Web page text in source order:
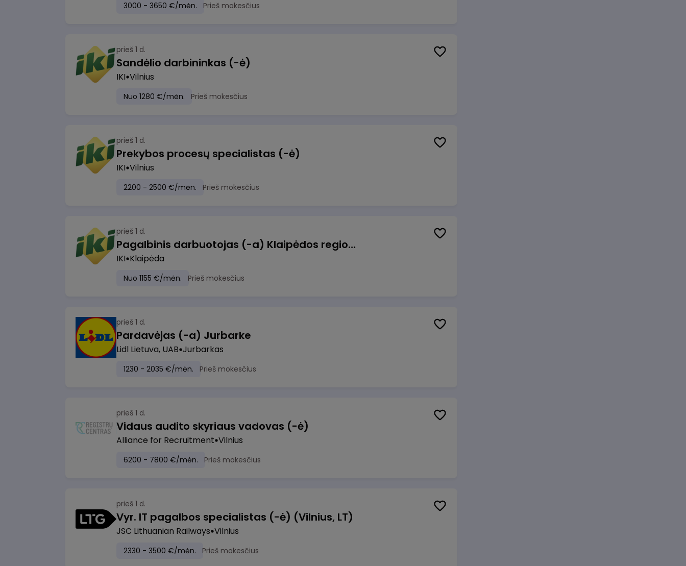
3000 - 3650 €/mėn. Prieš mokesčius
prieš 1 d.
Sandėlio darbininkas (-ė)
IKI Vilnius
Nuo 1280 €/mėn. Prieš mokesčius
prieš 1 d.
Prekybos procesų specialistas (-ė)
IKI Vilnius
2200 - 2500 €/mėn. Prieš mokesčius
prieš 1 d.
Pagalbinis darbuotojas (-a) Klaipėdos regioninėje kepykloje (indų plovime)
IKI Klaipėda
Nuo 1155 €/mėn. Prieš mokesčius
prieš 1 d.
Pardavėjas (-a) Jurbarke
Lidl Lietuva, UAB Jurbarkas
1230 - 2035 €/mėn. Prieš mokesčius
prieš 1 d.
Vidaus audito skyriaus vadovas (-ė)
Alliance for Recruitment Vilnius
6200 - 7800 €/mėn. Prieš mokesčius
prieš 1 d.
Vyr. IT pagalbos specialistas (-ė) (Vilnius, LT)
JSC Lithuanian Railways Vilnius
2330 - 3500 €/mėn. Prieš mokesčius